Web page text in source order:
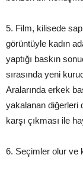
5. Film, kilisede
görüntüyle kadın
yaptığı baskın
sırasında yeni
Aralarında erkek
yakalanan diğerleri
karşı çıkması ile
6. Seçimler olur ve